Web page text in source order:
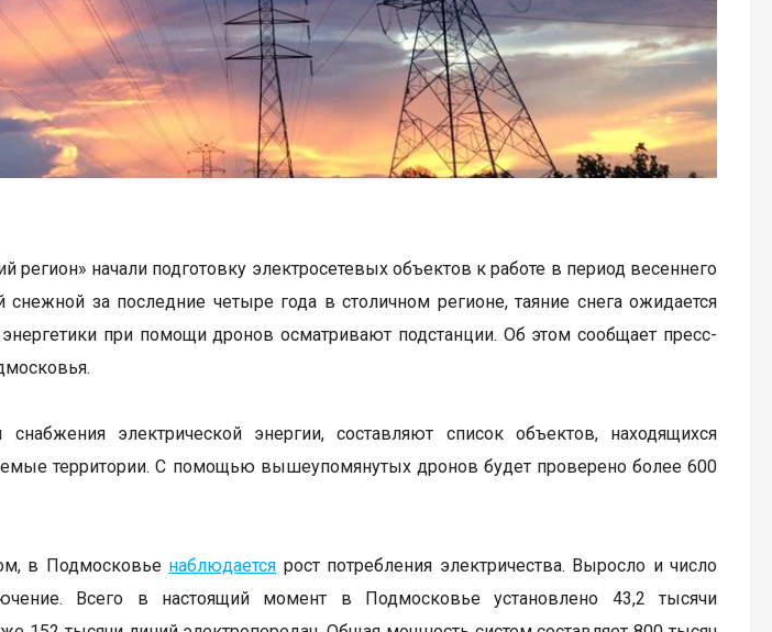
регион» начали подготовку электросетевых объектов к работе в период весеннего
снежной за последние четыре года в столичном регионе, таяние снега ожидается
энергетики при помощи дронов осматривают подстанции. Об этом сообщает пресс-
электрической энергии, составляют список объектов, находящихся
территории. С помощью вышеупомянутых дронов будет проверено более 600
в Подмосковье наблюдается рост потребления электричества. Выросло и число
Всего в настоящий момент в Подмосковье установлено 43,2 тысячи